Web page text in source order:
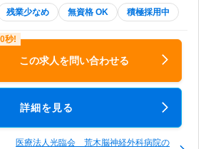
残業少なめ 無資格 OK 積極採用中
この求人を問い合わせる
詳細を見る
医療法人光臨会 荒木脳神経外科病院の